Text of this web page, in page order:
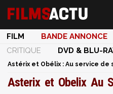
FILM BANDE ANNONCE
CRITIQUE
DVD & BLU-
Astérix et Obélix : Au service de
Asterix et Obelix Au